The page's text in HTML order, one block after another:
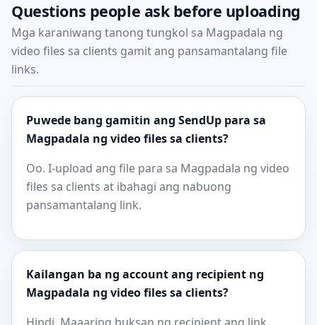
Questions people ask before uploading
Mga karaniwang tanong tungkol sa Magpadala ng
video files sa clients gamit ang pansamantalang file
links.
Puwede bang gamitin ang SendUp para sa
Magpadala ng video files sa clients?
Oo. I-upload ang file para sa Magpadala ng video
files sa clients at ibahagi ang nabuong
pansamantalang link.
Kailangan ba ng account ang recipient ng
Magpadala ng video files sa clients?